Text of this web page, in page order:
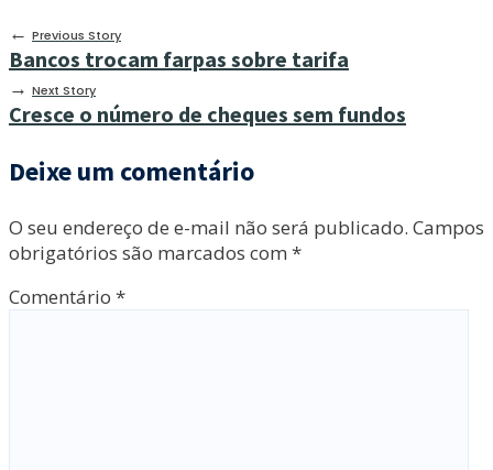
← Previous Story
Bancos trocam farpas sobre tarifa
→ Next Story
Cresce o número de cheques sem fundos
Deixe um comentário
O seu endereço de e-mail não será publicado. Campos
obrigatórios são marcados com *
Comentário *